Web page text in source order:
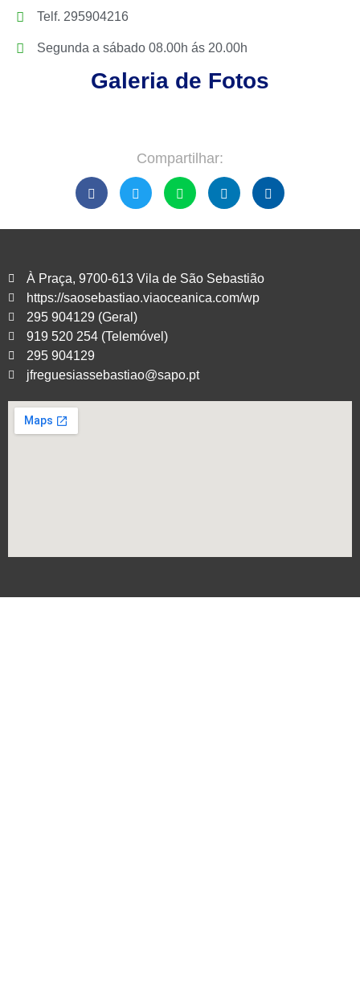
Telf. 295904216
Segunda a sábado 08.00h ás 20.00h
Galeria de Fotos
Compartilhar:
À Praça, 9700-613 Vila de São Sebastião
https://saosebastiao.viaoceanica.com/wp
295 904129 (Geral)
919 520 254 (Telemóvel)
295 904129
jfreguesiassebastiao@sapo.pt